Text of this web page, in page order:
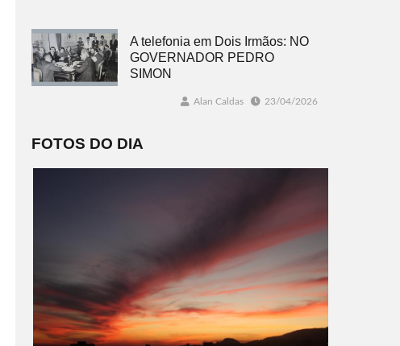
A telefonia em Dois Irmãos: NO
GOVERNADOR PEDRO
SIMON
Alan Caldas 23/04/2026
FOTOS DO DIA